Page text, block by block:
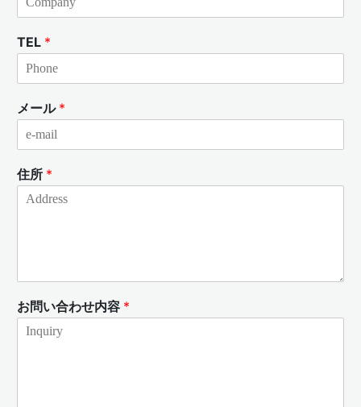
TEL *
メール *
住所 *
お問い合わせ内容 *